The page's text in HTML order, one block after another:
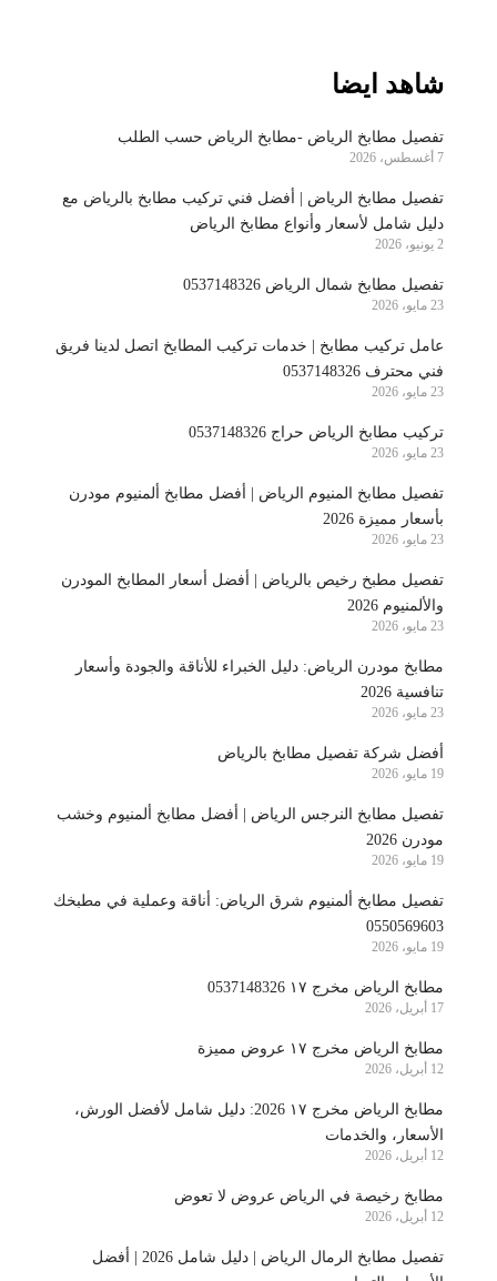
شاهد ايضا
تفصيل مطابخ الرياض -مطابخ الرياض حسب الطلب
7 أغسطس، 2026
تفصيل مطابخ الرياض | أفضل فني تركيب مطابخ بالرياض مع
دليل شامل لأسعار وأنواع مطابخ الرياض
2 يونيو، 2026
تفصيل مطابخ شمال الرياض 0537148326
23 مايو، 2026
عامل تركيب مطابخ | خدمات تركيب المطابخ اتصل لدينا فريق
فني محترف 0537148326
23 مايو، 2026
تركيب مطابخ الرياض حراج 0537148326
23 مايو، 2026
تفصيل مطابخ المنيوم الرياض | أفضل مطابخ ألمنيوم مودرن
بأسعار مميزة 2026
23 مايو، 2026
تفصيل مطبخ رخيص بالرياض | أفضل أسعار المطابخ المودرن
والألمنيوم 2026
23 مايو، 2026
مطابخ مودرن الرياض: دليل الخبراء للأناقة والجودة وأسعار
تنافسية 2026
23 مايو، 2026
أفضل شركة تفصيل مطابخ بالرياض
19 مايو، 2026
تفصيل مطابخ النرجس الرياض | أفضل مطابخ ألمنيوم وخشب
مودرن 2026
19 مايو، 2026
تفصيل مطابخ ألمنيوم شرق الرياض: أناقة وعملية في مطبخك
0550569603
19 مايو، 2026
مطابخ الرياض مخرج ١٧ 0537148326
17 أبريل، 2026
مطابخ الرياض مخرج ١٧ عروض مميزة
12 أبريل، 2026
مطابخ الرياض مخرج ١٧ 2026: دليل شامل لأفضل الورش،
الأسعار، والخدمات
12 أبريل، 2026
مطابخ رخيصة في الرياض عروض لا تعوض
12 أبريل، 2026
تفصيل مطابخ الرمال الرياض | دليل شامل 2026 | أفضل